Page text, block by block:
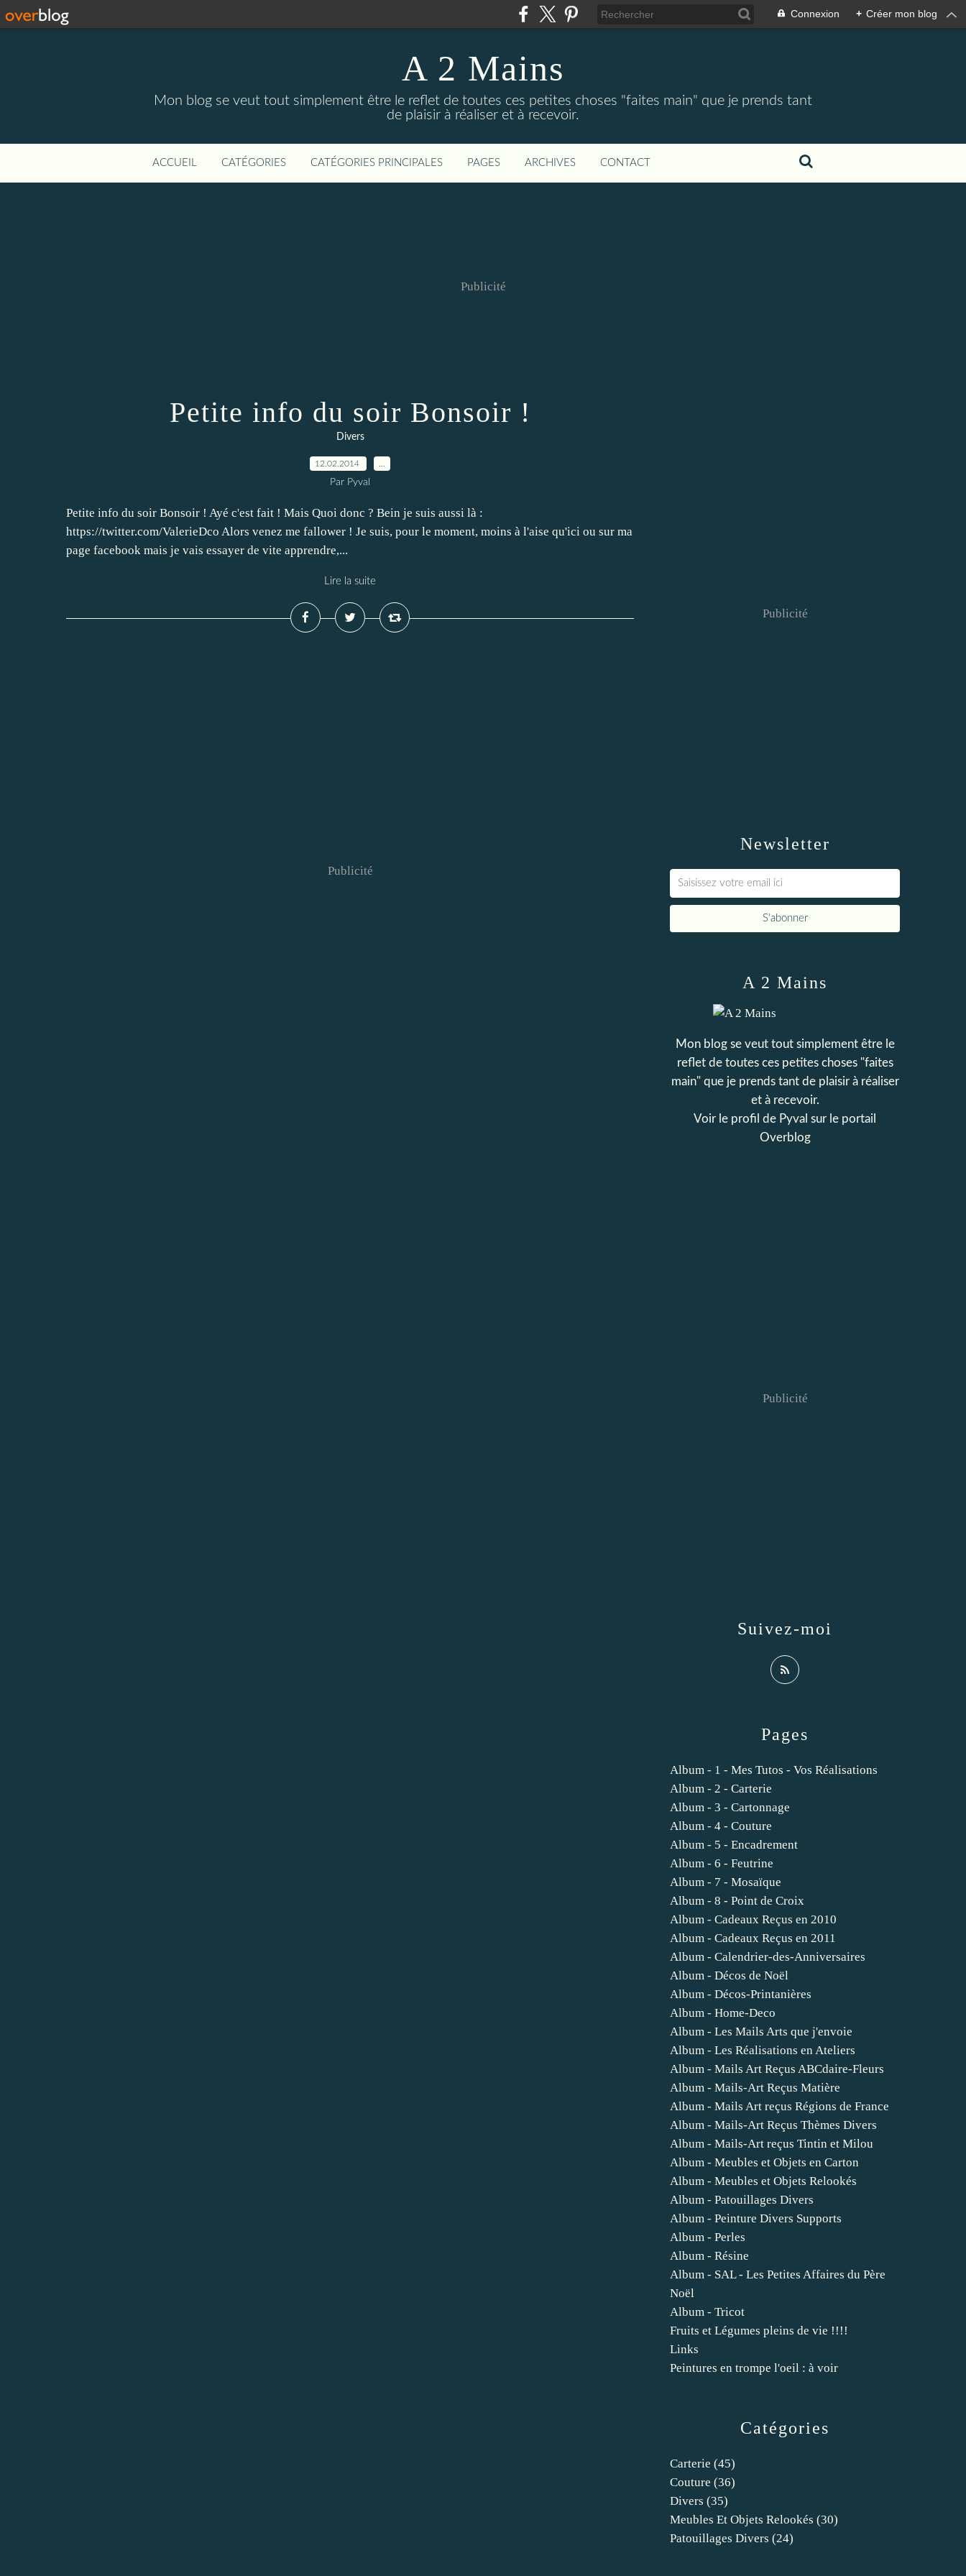
Connexion + Créer mon blog
A 2 Mains
Mon blog se veut tout simplement être le reflet de toutes ces petites choses "faites main" que je prends tant
de plaisir à réaliser et à recevoir.
ACCUEIL CATÉGORIES CATÉGORIES PRINCIPALES PAGES ARCHIVES CONTACT
Publicité
Petite info du soir Bonsoir !
Divers
12.02.2014
Par Pyval
Petite info du soir Bonsoir ! Ayé c'est fait ! Mais Quoi donc ? Bein je suis aussi là :
https://twitter.com/ValerieDco Alors venez me fallower ! Je suis, pour le moment, moins à l'aise qu'ici ou sur ma
page facebook mais je vais essayer de vite apprendre,...
Lire la suite
Publicité
Newsletter
Publicité
Catégories
Carterie (45)
Couture (36)
Divers (35)
Meubles Et Objets Relookés (30)
Patouillages Divers (24)
Pages
Album - 1 - Mes Tutos - Vos Réalisations
Album - 2 - Carterie
Album - 3 - Cartonnage
Album - 4 - Couture
Album - 5 - Encadrement
Album - 6 - Feutrine
Album - 7 - Mosaïque
Album - 8 - Point de Croix
Album - Cadeaux Reçus en 2010
Album - Cadeaux Reçus en 2011
Album - Calendrier-des-Anniversaires
Album - Décos de Noël
Album - Décos-Printanières
Album - Home-Deco
Album - Les Mails Arts que j'envoie
Album - Les Réalisations en Ateliers
Album - Mails Art Reçus ABCdaire-Fleurs
Album - Mails-Art Reçus Matière
Album - Mails Art reçus Régions de France
Album - Mails-Art Reçus Thèmes Divers
Album - Mails-Art reçus Tintin et Milou
Album - Meubles et Objets en Carton
Album - Meubles et Objets Relookés
Album - Patouillages Divers
Album - Peinture Divers Supports
Album - Perles
Album - Résine
Album - SAL - Les Petites Affaires du Père
Noël
Album - Tricot
Fruits et Légumes pleins de vie !!!!
Links
Peintures en trompe l'oeil : à voir
A 2 Mains
Mon blog se veut tout simplement être le
reflet de toutes ces petites choses "faites
main" que je prends tant de plaisir à réaliser
et à recevoir.
Voir le profil de Pyval sur le portail
Overblog
Suivez-moi
Publicité